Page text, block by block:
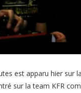
est apparu hier sur
sur la team KFR